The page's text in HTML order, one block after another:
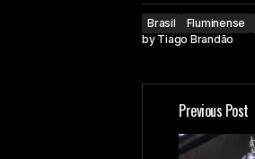
Brasil Fluminense
by Tiago Brandão
Previous Post